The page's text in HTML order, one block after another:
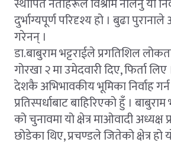
दुर्भाग्यपूर्ण परिदृश्य हो । बुढा
गरेनन् ।
डा.बाबुराम भट्टराईले प्रगतिशिल
गोरखा २ मा उमेदवारी दिए, फिर्ता लिए
देशकै अभिभावकीय भूमिका निर्वाह
प्रतिस्पर्धाबाट बाहिरिएको हुँ ।
को चुनावमा यो क्षेत्र माओवादी अध्यक्ष
छोडेका थिए, प्रचण्डले जितेको क्षेत्र हो